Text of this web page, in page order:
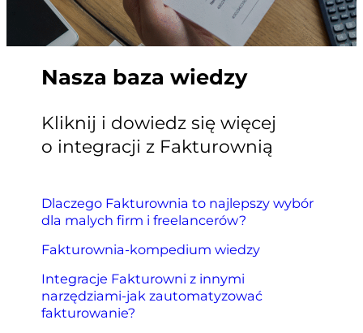
Nasza baza wiedzy
Kliknij i dowiedz się więcej
o integracji z Fakturownią
Dlaczego Fakturownia to najlepszy wybór
dla malych firm i freelancerów?
Fakturownia-kompedium wiedzy
Integracje Fakturowni z innymi
narzędziami-jak zautomatyzować
fakturowanie?